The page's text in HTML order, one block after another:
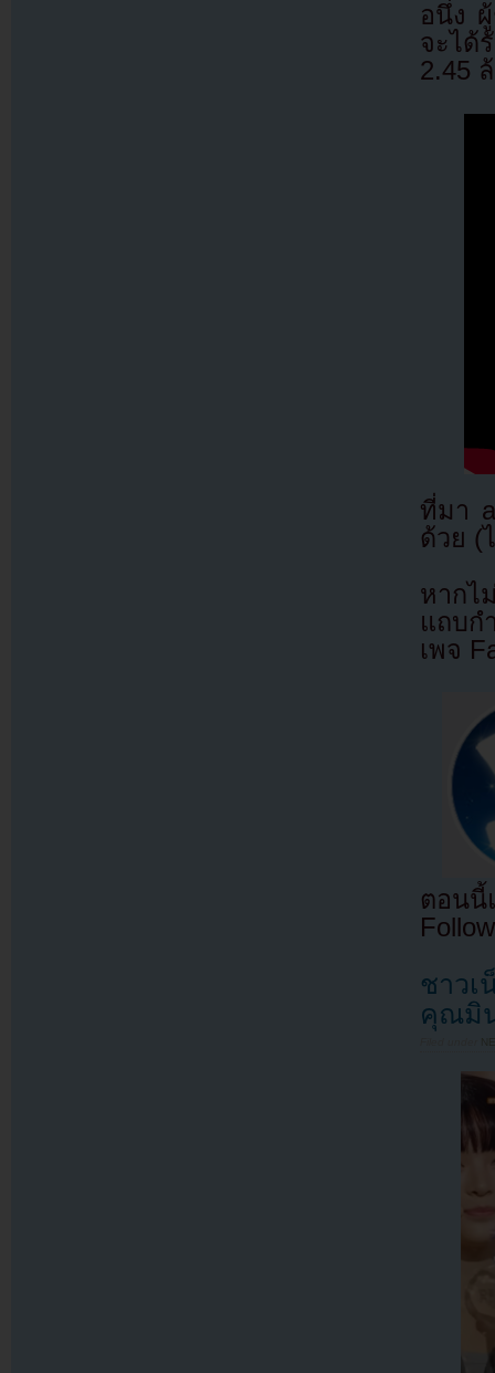
อนึ่ง
จะได้
2.45
ที่มา
ด้วย (
หากไ
แถบก
เพจ
ตอนนี้
ชาวเ
คุณมิ